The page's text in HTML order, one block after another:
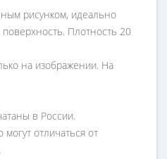
рисунком, идеально
Плотность 20
на изображении. На
в России.
отличаться от